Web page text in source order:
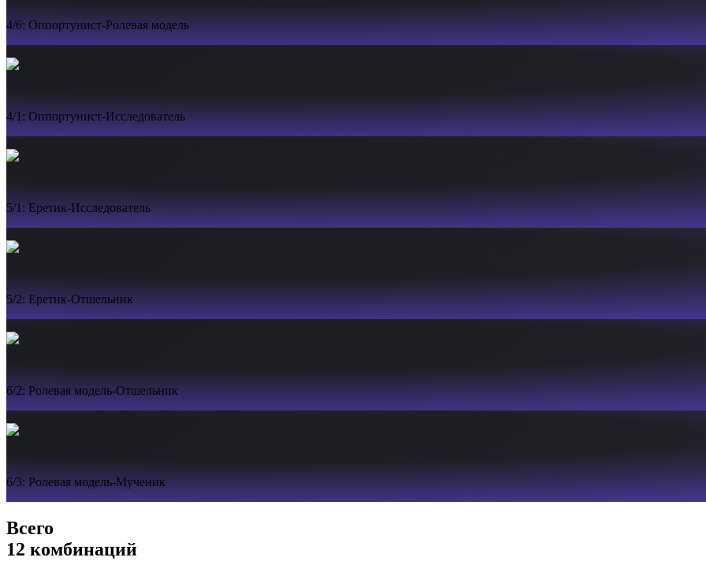
4/6: Оппортунист-Ролевая модель
4/1: Оппортунист-Исследователь
5/1: Еретик-Исследователь
5/2: Еретик-Отшельник
6/2: Ролевая модель-Отшельник
6/3: Ролевая модель-Мученик
Всего
12 комбинаций